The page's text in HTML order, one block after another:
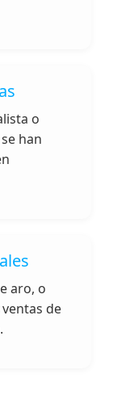
o
han
aro, o
de